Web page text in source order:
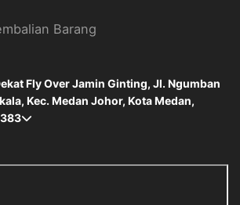
Barang
Fly Over Jamin Ginting, Jl. Ngumban
Kec. Medan Johor, Kota Medan,